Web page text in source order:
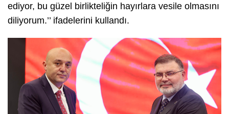
ediyor, bu güzel birlikteliğin hayırlara vesile olmasını
diliyorum.’’ ifadelerini kullandı.